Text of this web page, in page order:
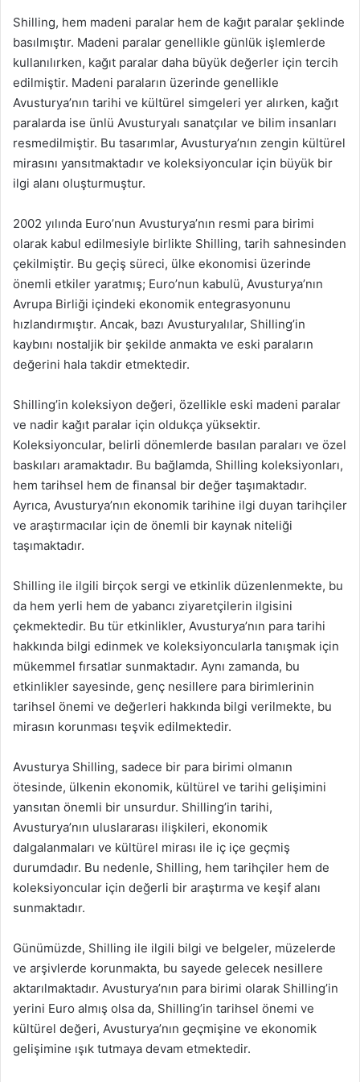
Shilling, hem madeni paralar hem de kağıt paralar şeklinde
basılmıştır. Madeni paralar genellikle günlük işlemlerde
kullanılırken, kağıt paralar daha büyük değerler için tercih
edilmiştir. Madeni paraların üzerinde genellikle
Avusturya’nın tarihi ve kültürel simgeleri yer alırken, kağıt
paralarda ise ünlü Avusturyalı sanatçılar ve bilim insanları
resmedilmiştir. Bu tasarımlar, Avusturya’nın zengin kültürel
mirasını yansıtmaktadır ve koleksiyoncular için büyük bir
ilgi alanı oluşturmuştur.
2002 yılında Euro’nun Avusturya’nın resmi para birimi
olarak kabul edilmesiyle birlikte Shilling, tarih sahnesinden
çekilmiştir. Bu geçiş süreci, ülke ekonomisi üzerinde
önemli etkiler yaratmış; Euro’nun kabulü, Avusturya’nın
Avrupa Birliği içindeki ekonomik entegrasyonunu
hızlandırmıştır. Ancak, bazı Avusturyalılar, Shilling’in
kaybını nostaljik bir şekilde anmakta ve eski paraların
değerini hala takdir etmektedir.
Shilling’in koleksiyon değeri, özellikle eski madeni paralar
ve nadir kağıt paralar için oldukça yüksektir.
Koleksiyoncular, belirli dönemlerde basılan paraları ve özel
baskıları aramaktadır. Bu bağlamda, Shilling koleksiyonları,
hem tarihsel hem de finansal bir değer taşımaktadır.
Ayrıca, Avusturya’nın ekonomik tarihine ilgi duyan tarihçiler
ve araştırmacılar için de önemli bir kaynak niteliği
taşımaktadır.
Shilling ile ilgili birçok sergi ve etkinlik düzenlenmekte, bu
da hem yerli hem de yabancı ziyaretçilerin ilgisini
çekmektedir. Bu tür etkinlikler, Avusturya’nın para tarihi
hakkında bilgi edinmek ve koleksiyoncularla tanışmak için
mükemmel fırsatlar sunmaktadır. Aynı zamanda, bu
etkinlikler sayesinde, genç nesillere para birimlerinin
tarihsel önemi ve değerleri hakkında bilgi verilmekte, bu
mirasın korunması teşvik edilmektedir.
Avusturya Shilling, sadece bir para birimi olmanın
ötesinde, ülkenin ekonomik, kültürel ve tarihi gelişimini
yansıtan önemli bir unsurdur. Shilling’in tarihi,
Avusturya’nın uluslararası ilişkileri, ekonomik
dalgalanmaları ve kültürel mirası ile iç içe geçmiş
durumdadır. Bu nedenle, Shilling, hem tarihçiler hem de
koleksiyoncular için değerli bir araştırma ve keşif alanı
sunmaktadır.
Günümüzde, Shilling ile ilgili bilgi ve belgeler, müzelerde
ve arşivlerde korunmakta, bu sayede gelecek nesillere
aktarılmaktadır. Avusturya’nın para birimi olarak Shilling’in
yerini Euro almış olsa da, Shilling’in tarihsel önemi ve
kültürel değeri, Avusturya’nın geçmişine ve ekonomik
gelişimine ışık tutmaya devam etmektedir.